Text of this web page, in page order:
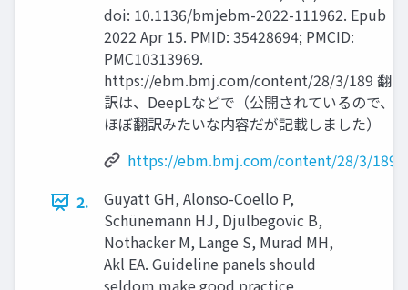
doi: 10.1136/bmjebm-2022-111962. Epub
2022 Apr 15. PMID: 35428694; PMCID:
PMC10313969.
https://ebm.bmj.com/content/28/3/189 翻
訳は、DeepLなどで（公開されているので、
ほぼ翻訳みたいな内容だが記載しました）
https://ebm.bmj.com/content/28/3/189
2.
Guyatt GH, Alonso-Coello P,
Schünemann HJ, Djulbegovic B,
Nothacker M, Lange S, Murad MH,
Akl EA. Guideline panels should
seldom make good practice